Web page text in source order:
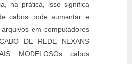
na prática, isso significa
cabos pode aumentar e
em computadores
DE REDE NEXANS
MODELOSOs cabos